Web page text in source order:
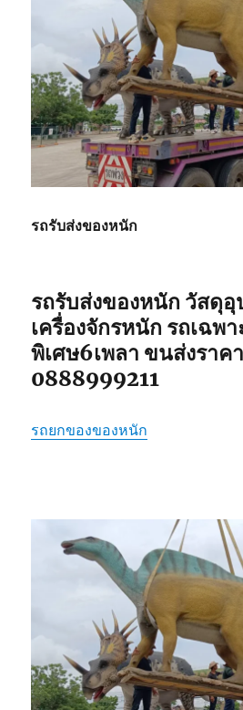
รถรับส่งของหนัก
รถรับส่งของหนัก วัสดุ
เครื่องจักรหนัก รถเฉพา
พิเศษ6เพลา ขนส่งราค
0888999211
รถยกของของหนัก